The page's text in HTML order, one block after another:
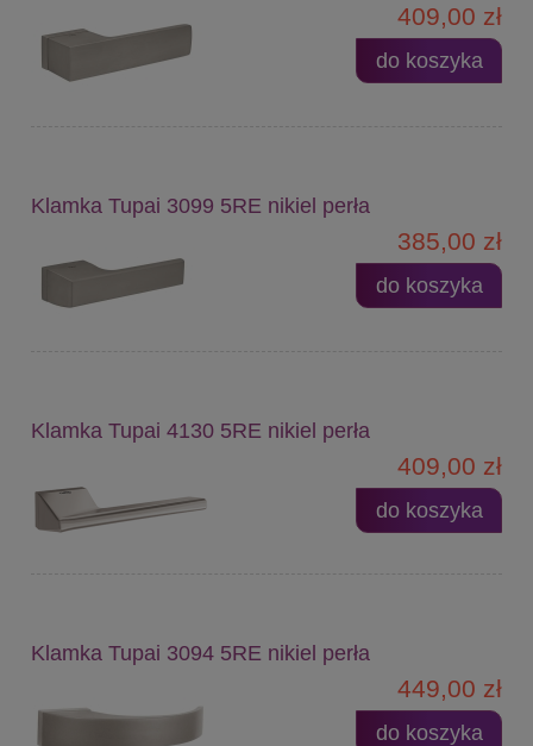
409,00 zł
do koszyka
Klamka Tupai 3099 5RE nikiel perła
385,00 zł
do koszyka
Klamka Tupai 4130 5RE nikiel perła
409,00 zł
do koszyka
Klamka Tupai 3094 5RE nikiel perła
449,00 zł
do koszyka